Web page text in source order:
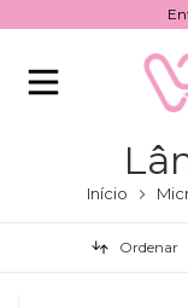
Início
Ordenar